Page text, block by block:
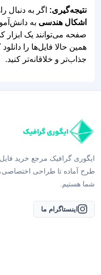
اشکال هندسی
به
صفحه می‌توانند یک ابزار
همین حالا فایل‌ها را
جذاب‌تر و خلاقانه‌تر کنید.
ایگوری گرافیک مرجع خرید
طرح آماده تا طراحی
شما هستیم.